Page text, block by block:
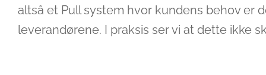
altså et Pull system hvor kundens behov er
leverandørene. I praksis ser vi at dette ikke
Pull effekten motiverer